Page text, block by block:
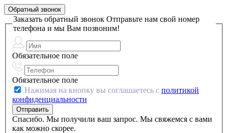
Обратный звонок
Заказать обратный звонок Отправьте нам свой номер
телефона и мы Вам позвоним!
Обязательное поле
Обязательное поле
Нажимая на кнопку вы соглашаетесь с политикой
конфиденциальности
Спасибо. Мы получили ваш запрос. Мы свяжемся с вами
как можно скорее.